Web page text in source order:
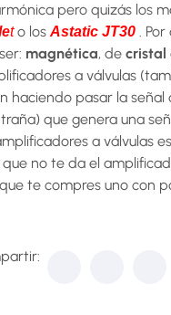
pero quizás los
to losAstatic JT30 .
magnética, de cristal
a válvulas
haciendo pasar la
que genera una
a válvulas
no te da el
te compres uno con